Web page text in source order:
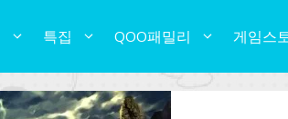
특집 QOO패밀리 게임스